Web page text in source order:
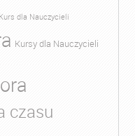
Kurs dla Nauczycieli
Kursy dla Nauczycieli
czasu